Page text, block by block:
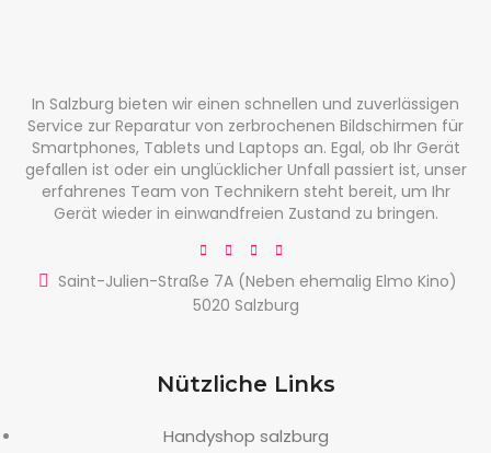
In Salzburg bieten wir einen schnellen und zuverlässigen
Service zur Reparatur von zerbrochenen Bildschirmen für
Smartphones, Tablets und Laptops an. Egal, ob Ihr Gerät
gefallen ist oder ein unglücklicher Unfall passiert ist, unser
erfahrenes Team von Technikern steht bereit, um Ihr
Gerät wieder in einwandfreien Zustand zu bringen.
Saint-Julien-Straße 7A (Neben ehemalig Elmo Kino)
5020 Salzburg
Nützliche Links
Handyshop salzburg